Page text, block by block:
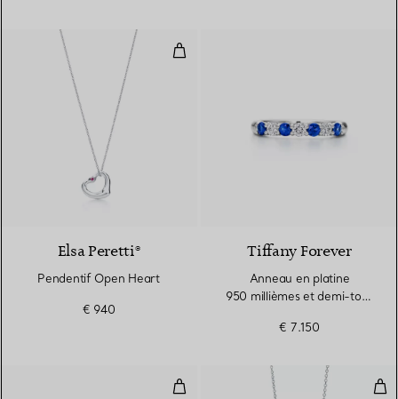
Pendentif Open Heart
Elsa Peretti®
Pendentif Open Heart
€ 940
Tiffany Forever
Anneau en platine
950 millièmes et demi-tour
€ 7.150
Boucles d’oreilles en platine